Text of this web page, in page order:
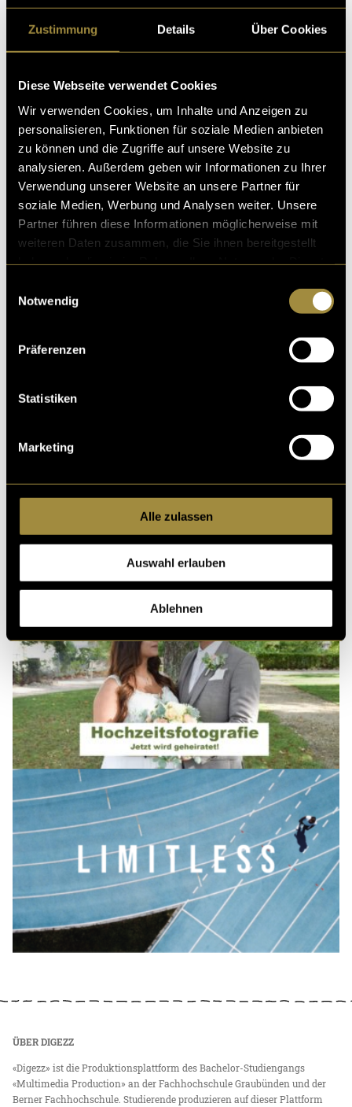
Zustimmung Details Über Cookies
Diese Webseite verwendet Cookies
Wir verwenden Cookies, um Inhalte und Anzeigen zu
personalisieren, Funktionen für soziale Medien anbieten
zu können und die Zugriffe auf unsere Website zu
analysieren. Außerdem geben wir Informationen zu Ihrer
Verwendung unserer Website an unsere Partner für
soziale Medien, Werbung und Analysen weiter. Unsere
Partner führen diese Informationen möglicherweise mit
weiteren Daten zusammen, die Sie ihnen bereitgestellt
Notwendig
Präferenzen
Statistiken
Marketing
Alle zulassen
Auswahl erlauben
Ablehnen
Einige Beispiele meiner Gallery-Wall-Prints
(hil)
Kritik
ÜBER DIGEZZ
«Digezz» ist die Produktionsplattform des Bachelor-Studiengangs
«Multimedia Production» an der Fachhochschule Graubünden und der
Berner Fachhochschule. Studierende produzieren auf dieser Plattform